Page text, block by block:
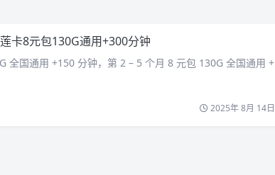
卡8元包130G通用+300分钟
全国通用 +150 分钟，第 2 – 5 个月 8 元包 130G 全国通用 +
2025年 8月 14日